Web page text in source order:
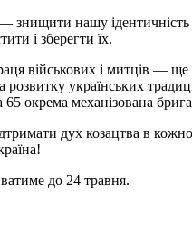
знищити нашу ідентичність
і зберегти їх.
військових і митців —
розвитку українських
65 окрема механізована
дух козацтва в
до 24 травня.